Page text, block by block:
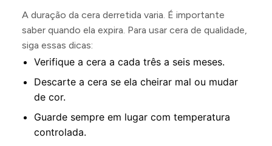
A duração da cera derretida varia. É importante
saber quando ela expira. Para usar cera de qualidade,
siga essas dicas:
Verifique a cera a cada três a seis meses.
Descarte a cera se ela cheirar mal ou mudar
de cor.
Guarde sempre em lugar com temperatura
controlada.